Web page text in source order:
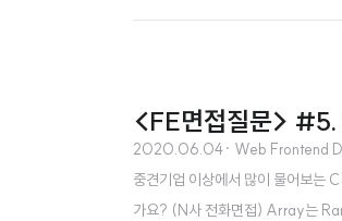
<FE면접질문> #5.
2020.06.04· Web Frontend
중견기업 이상에서 많이 물어보는
가요? (N사 전화면접) Array는